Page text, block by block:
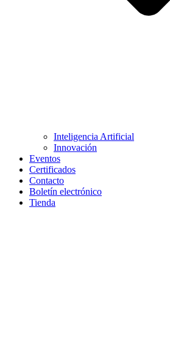
Inteligencia Artificial
Innovación
Eventos
Certificados
Contacto
Boletín electrónico
Tienda